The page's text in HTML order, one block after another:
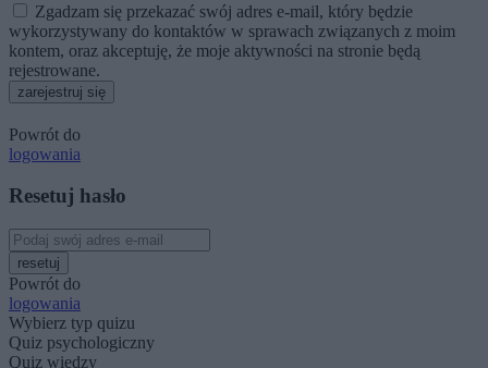
Zgadzam się przekazać swój adres e-mail, który będzie
wykorzystywany do kontaktów w sprawach związanych z moim
kontem, oraz akceptuję, że moje aktywności na stronie będą
rejestrowane.
zarejestruj się
Powrót do
logowania
Resetuj hasło
resetuj
Powrót do
logowania
Wybierz typ quizu
Quiz psychologiczny
Quiz wiedzy